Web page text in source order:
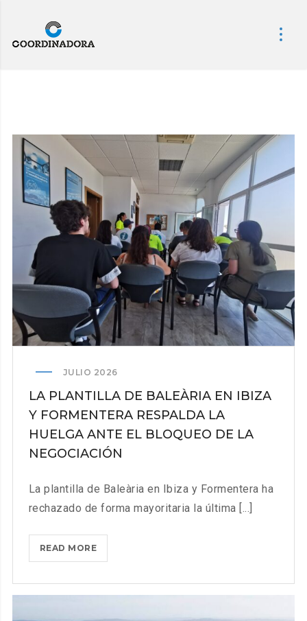
JULIO 2026
LA PLANTILLA DE BALEÀRIA EN IBIZA
Y FORMENTERA RESPALDA LA
HUELGA ANTE EL BLOQUEO DE LA
NEGOCIACIÓN
La plantilla de Baleària en Ibiza y Formentera ha
rechazado de forma mayoritaria la última [...]
READ MORELA
PLANTILLA
BALEÀRIA